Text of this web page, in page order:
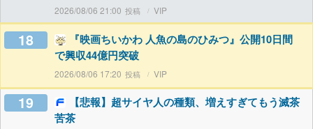
2026/08/06 21:00 VIP
18
『映画ちいかわ 人魚の島のひみつ』公開10日間
で興収44億円突破
2026/08/06 17:20 VIP
19
【悲報】超サイヤ人の種類、増えすぎてもう滅茶
苦茶